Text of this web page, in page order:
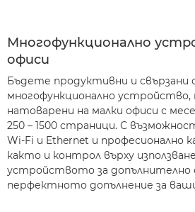
Многофункционално
офиси
Бъдете продуктивни и свързани
многофункционално устройство,
натоварени на малки офиси с
250 – 1500 страници. С
Wi-Fi и Ethernet и професионално
както и контрол върху
устройството за допълнително
перфектното допълнение за